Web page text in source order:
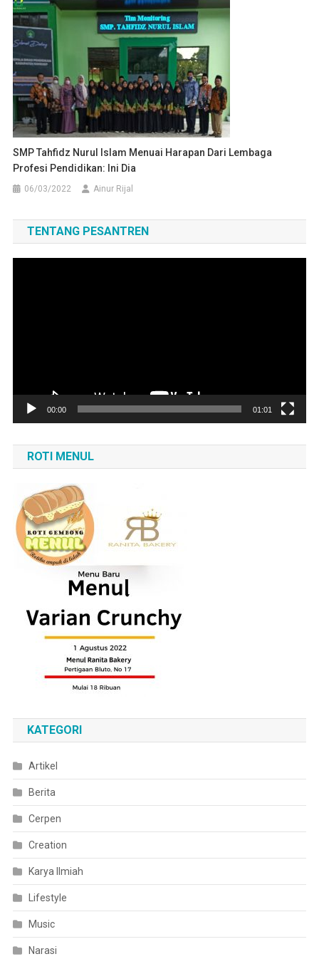
SMP Tahfidz Nurul Islam Menuai Harapan Dari Lembaga
Profesi Pendidikan: Ini Dia
06/03/2022 Ainur Rijal
TENTANG PESANTREN
00:00 01:01
ROTI MENUL
KATEGORI
Artikel
Berita
Cerpen
Creation
Karya Ilmiah
Lifestyle
Music
Narasi